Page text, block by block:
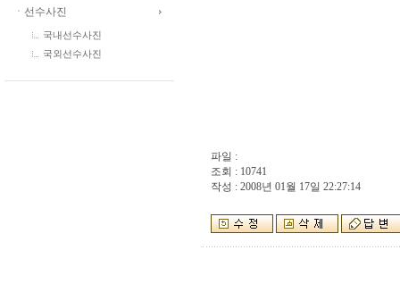
ㆍ선수사진
국내선수사진
국외선수사진
파일 :
조회 : 10741
작성 : 2008년 01월 17일 22:27:14